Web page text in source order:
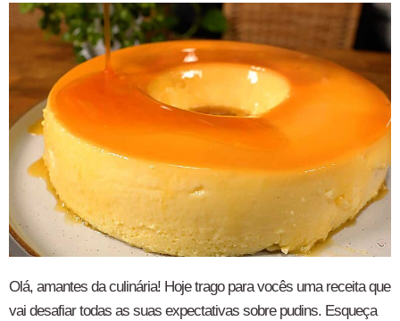
Olá, amantes da culinária! Hoje trago para vocês uma receita que
vai desafiar todas as suas expectativas sobre pudins. Esqueça